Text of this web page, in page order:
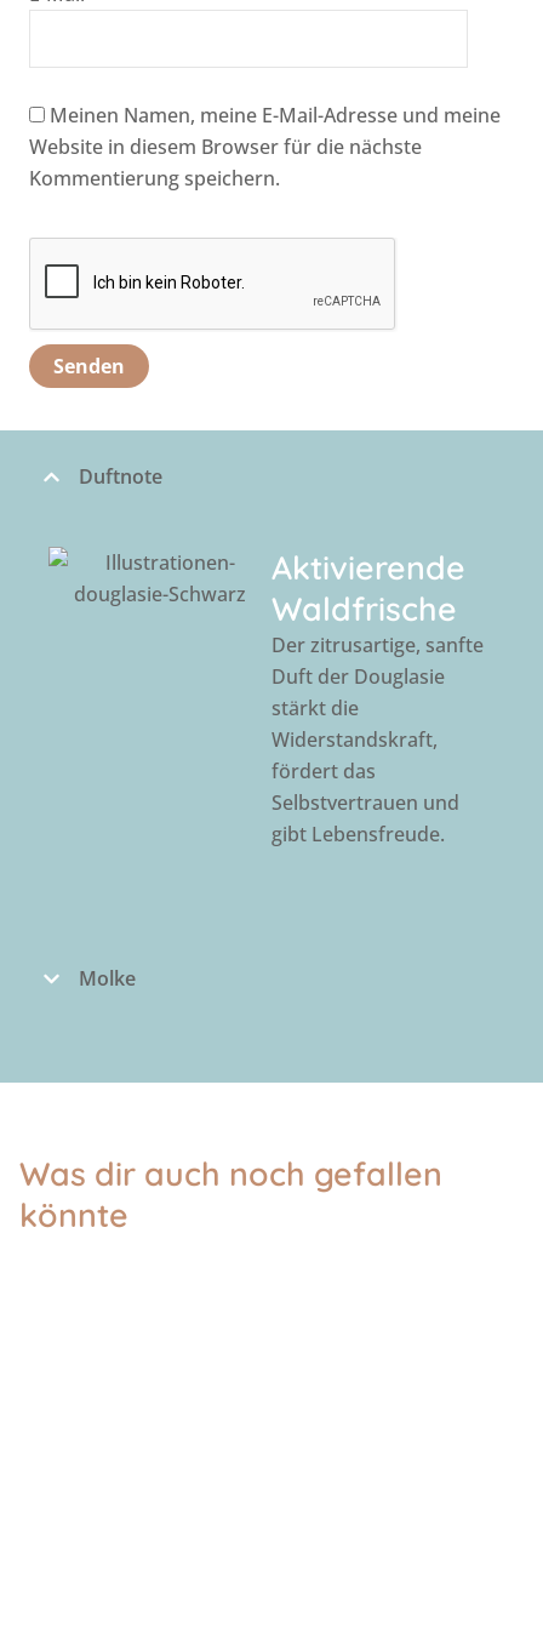
Meinen Namen, meine E-Mail-Adresse und meine
Website in diesem Browser für die nächste
Kommentierung speichern.
Duftnote
Aktivierende
Waldfrische
Der zitrusartige, sanfte
Duft der Douglasie
stärkt die
Widerstandskraft,
fördert das
Selbstvertrauen und
gibt Lebensfreude.
Molke
Was dir auch noch gefallen
könnte